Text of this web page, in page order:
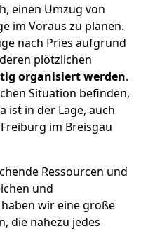
einen Umzug von
im Voraus zu planen.
nach Pries aufgrund
plötzlichen
organisiert werden.
Situation befinden,
ist in der Lage, auch
im Breisgau
Ressourcen und
und
haben wir eine große
die nahezu jedes